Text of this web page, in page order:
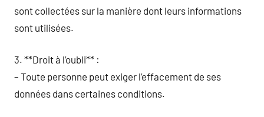
sont collectées sur la manière dont leurs informations
sont utilisées.
3. **Droit à l’oubli** :
– Toute personne peut exiger l’effacement de ses
données dans certaines conditions.